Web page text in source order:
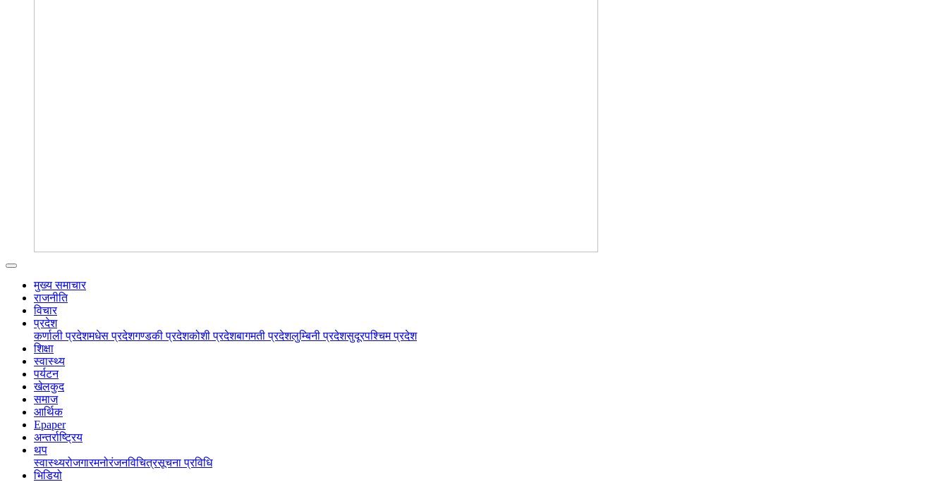
मुख्य समाचार
राजनीति
विचार
प्रदेश
कर्णाली प्रदेशमधेस प्रदेशगण्डकी प्रदेशकोशी प्रदेशबागमती प्रदेशलुम्बिनी प्रदेशसुदूरपश्चिम प्रदेश
शिक्षा
स्वास्थ्य
पर्यटन
खेलकुद
समाज
आर्थिक
Epaper
अन्तर्राष्ट्रिय
थप
स्वास्थ्यरोजगारमनोरंजनविचित्रसूचना प्रविधि
भिडियो